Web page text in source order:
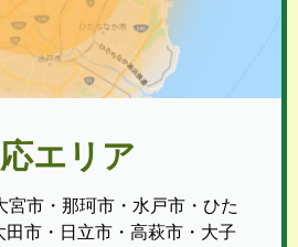
エリア
宮市・那珂市・水戸市・ひた
田市・日立市・高萩市・大子